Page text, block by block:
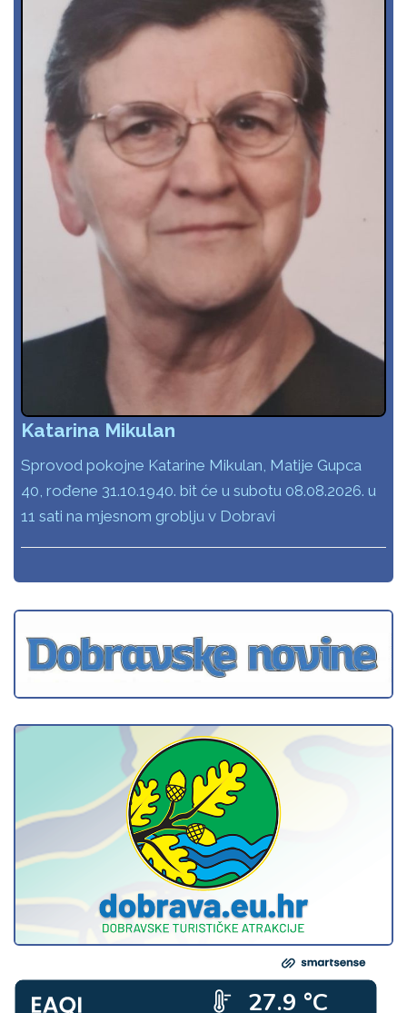
Katarina Mikulan
Sprovod pokojne Katarine Mikulan, Matije Gupca
40, rođene 31.10.1940. bit će u subotu 08.08.2026. u
11 sati na mjesnom groblju v Dobravi